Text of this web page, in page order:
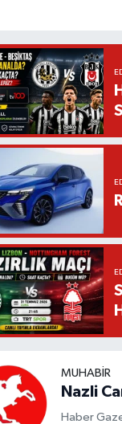
MUHABIR
Nazli
Haber